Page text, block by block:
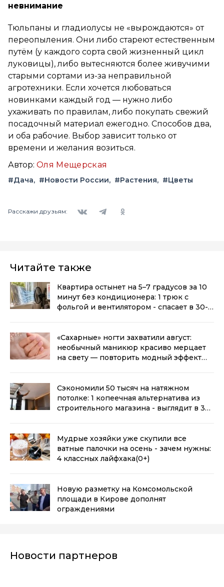
невнимание
Тюльпаны и гладиолусы не «вырождаются» от
переопыления. Они либо стареют естественным
путём (у каждого сорта свой жизненный цикл
луковицы), либо вытесняются более живучими
старыми сортами из-за неправильной
агротехники. Если хочется любоваться
новинками каждый год — нужно либо
ухаживать по правилам, либо покупать свежий
посадочный материал ежегодно. Способов два,
и оба рабочие. Выбор зависит только от
времени и желания возиться.
Автор: Оля Мещерская
#Дача #Новости России #Растения #Цветы
Расскажи друзьям:
Читайте также
Квартира остынет на 5–7 градусов за 10
минут без кондиционера: 1 трюк с
фольгой и вентилятором - спасает в 30-
«Сахарные» ногти захватили август:
необычный маникюр красиво мерцает
на свету — повторить модный эффект
Сэкономили 50 тысяч на натяжном
потолке: 1 копеечная альтернатива из
строительного магазина - выглядит в 3
Мудрые хозяйки уже скупили все
ватные палочки на осень - зачем нужны:
4 классных лайфхака(0+)
Новую разметку на Комсомольской
площади в Кирове дополнят
ограждениями
Новости партнеров